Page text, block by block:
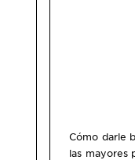
Cómo darle
las mayores